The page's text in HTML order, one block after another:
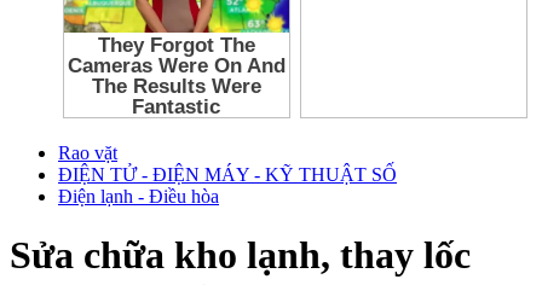
Rao vặt
ĐIỆN TỬ - ĐIỆN MÁY - KỸ THUẬT SỐ
Điện lạnh - Điều hòa
Sửa chữa kho lạnh, thay lốc